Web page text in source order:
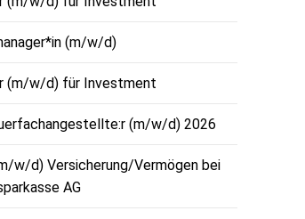
(m/w/d)
(m/w/d) für Investment
(m/w/d) 2026
w/d) Versicherung/Vermögen bei
AG